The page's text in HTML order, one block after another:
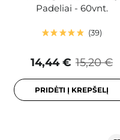
Padeliai - 60vnt.
39
15,20 €
14,44 €
PRIDĖTI Į KREPŠELĮ